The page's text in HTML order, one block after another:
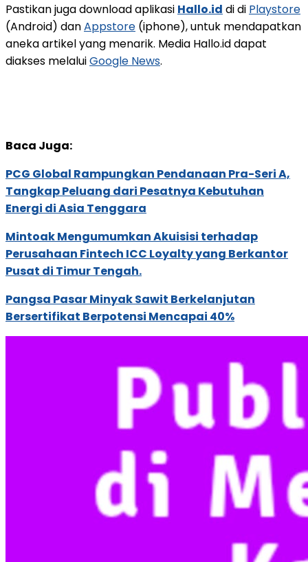
Pastikan juga download aplikasi Hallo.id di di Playstore
(Android) danAppstore (iphone), untuk mendapatkan
aneka artikel yang menarik. Media Hallo.id dapat
diakses melaluiGoogle News.
Baca Juga:
PCG Global Rampungkan Pendanaan Pra-Seri A,
Tangkap Peluang dari Pesatnya Kebutuhan
Energi di Asia Tenggara
Mintoak Mengumumkan Akuisisi terhadap
Perusahaan Fintech ICC Loyalty yang Berkantor
Pusat di Timur Tengah.
Pangsa Pasar Minyak Sawit Berkelanjutan
Bersertifikat Berpotensi Mencapai 40%